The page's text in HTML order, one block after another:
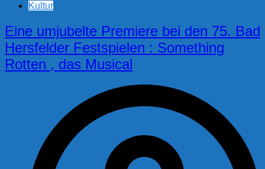
Kultur
Eine umjubelte Premiere bei den 75. Bad
Hersfelder Festspielen : Something
Rotten , das Musical